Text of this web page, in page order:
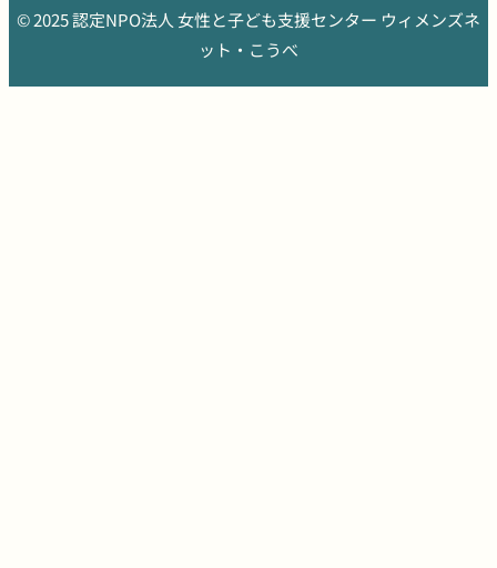
© 2025 認定NPO法人 女性と子ども支援センター ウィメンズネ
ット・こうべ